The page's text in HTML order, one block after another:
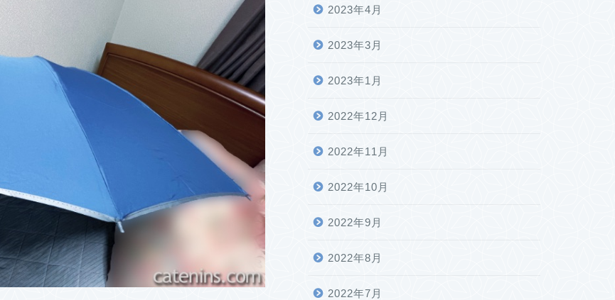
2023年4月
2023年3月
2023年1月
2022年12月
2022年11月
2022年10月
2022年9月
2022年8月
2022年7月